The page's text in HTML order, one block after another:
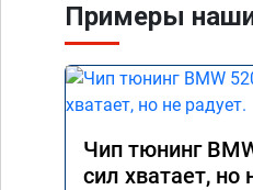
Примеры
Чип тюнинг
сил хватает, но